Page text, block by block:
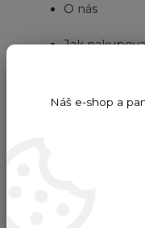
O nás
Jak
Náš e-shop a